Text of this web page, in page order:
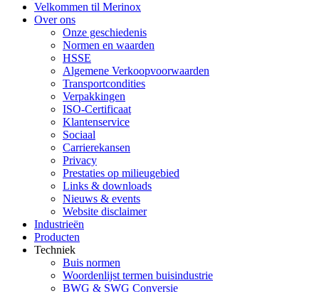
Velkommen til Merinox
Over ons
Onze geschiedenis
Normen en waarden
HSSE
Algemene Verkoopvoorwaarden
Transportcondities
Verpakkingen
ISO-Certificaat
Klantenservice
Sociaal
Carrierekansen
Privacy
Prestaties op milieugebied
Links & downloads
Nieuws & events
Website disclaimer
Industrieën
Producten
Techniek
Buis normen
Woordenlijst termen buisindustrie
BWG & SWG Conversie